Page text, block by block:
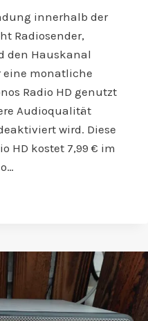
innerhalb der
Radiosender,
den Hauskanal
eine monatliche
Radio HD genutzt
Audioqualität
wird. Diese
HD kostet 7,99 € im